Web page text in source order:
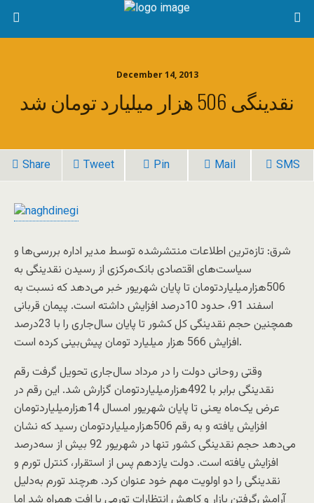
December 14, 2013
نقدینگی 506‌ هزار‌ میلیارد تومان شد
Share Tweet Pin Mail SMS
شرق: تازه‌ترین اطلاعات منتشرشده توسط مدیر اداره بررسی‌ها و
سیاست‌های اقتصادی بانک‌مرکزی از رسیدن نقدینگی به
506‌هزار‌میلیاردتومان تا پایان شهریور خبر می‌دهد که نسبت به
اسفند 91، حدود 10‌درصد افزایش داشته است. پیمان قربانی
همچنین حجم نقدینگی کل کشور تا پایان سال‌جاری را با 23‌درصد
افزایش 566‌ هزار‌ میلیارد تومان پیش‌بینی کرده است.
وقتی روحانی دولت را در مرداد سال‌جاری تحویل گرفت رقم
نقدینگی برابر با 492‌هزار‌میلیاردتومان گزارش شد. این رقم در
عرض یک‌ماه یعنی تا پایان شهریور امسال 14‌هزارمیلیاردتومان
افزایش یافته و به رقم 506‌هزار‌میلیاردتومان رسید که نشان
می‌دهد حجم نقدینگی کشور تنها در شهریور 92 بیش از سه‌درصد
افزایش یافته است. دولت یازدهم پس از استقرار، کنترل تورم و
نقدینگی را دو اولویت مهم خود عنوان کرد. هرچند تورم به‌دلیل